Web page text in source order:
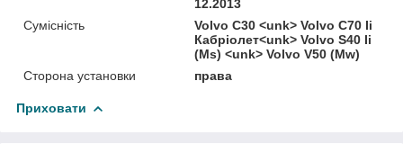
12.2013
Сумісність
Volvo C30 <unk> Volvo C70 Ii
Кабріолет<unk> Volvo S40 Ii
(Ms) <unk> Volvo V50 (Mw)
Сторона установки
права
Приховати